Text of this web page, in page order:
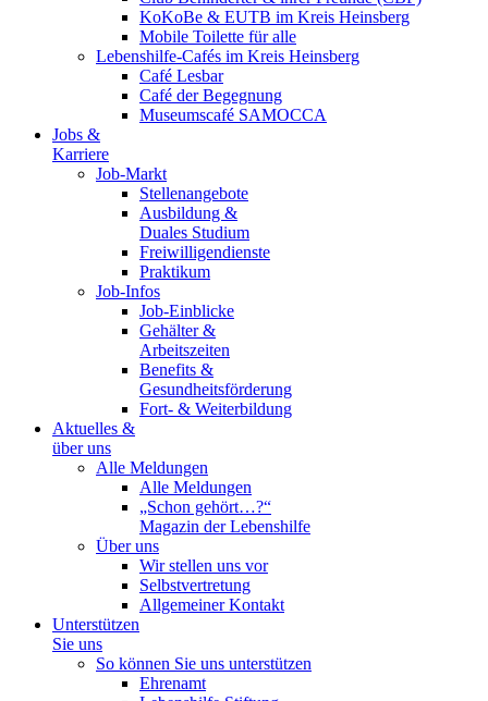
KoKoBe & EUTB im Kreis Heinsberg
Mobile Toilette für alle
Lebenshilfe-Cafés im Kreis Heinsberg
Café Lesbar
Café der Begegnung
Museumscafé SAMOCCA
Jobs &
Karriere
Job-Markt
Stellenangebote
Ausbildung &
Duales Studium
Freiwilligendienste
Praktikum
Job-Infos
Job-Einblicke
Gehälter &
Arbeitszeiten
Benefits &
Gesundheitsförderung
Fort- & Weiterbildung
Aktuelles &
über uns
Alle Meldungen
Alle Meldungen
„Schon gehört…?“
Magazin der Lebenshilfe
Über uns
Wir stellen uns vor
Selbstvertretung
Allgemeiner Kontakt
Unterstützen
Sie uns
So können Sie uns unterstützen
Ehrenamt